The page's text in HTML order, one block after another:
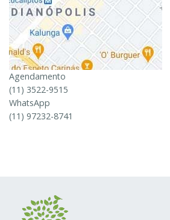
Agendamento
(11) 3522-9515
WhatsApp
(11) 97232-8741